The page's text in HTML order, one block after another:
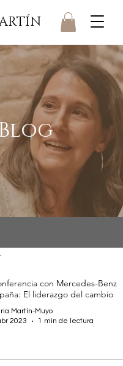
con Mercedes-Benz
El liderazgo del cambio
Martín-Muyo
2023
1 min de lectura